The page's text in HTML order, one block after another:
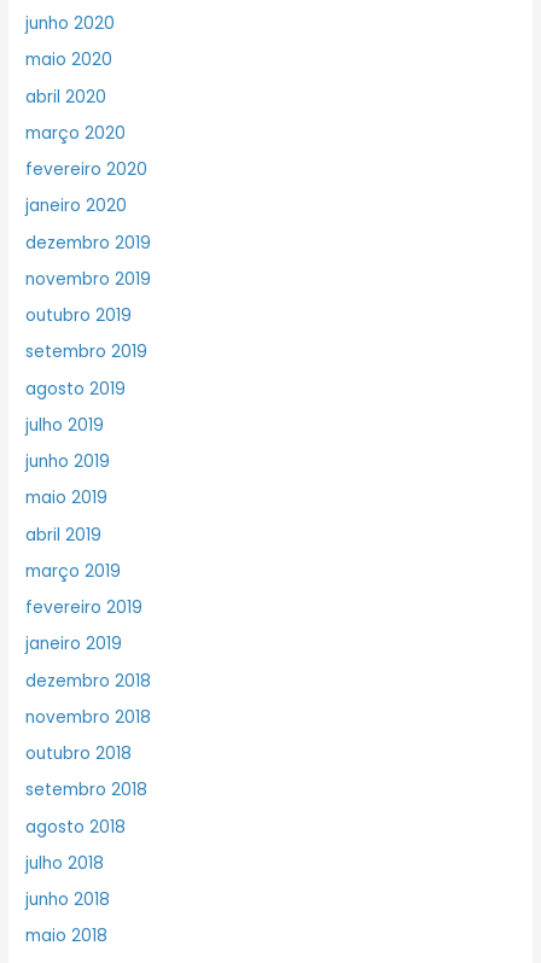
junho 2020
maio 2020
abril 2020
março 2020
fevereiro 2020
janeiro 2020
dezembro 2019
novembro 2019
outubro 2019
setembro 2019
agosto 2019
julho 2019
junho 2019
maio 2019
abril 2019
março 2019
fevereiro 2019
janeiro 2019
dezembro 2018
novembro 2018
outubro 2018
setembro 2018
agosto 2018
julho 2018
junho 2018
maio 2018